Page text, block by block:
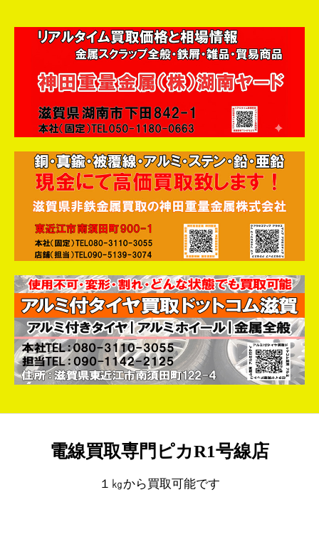
電線買取専門ピカR1号線店
１㎏から買取可能です